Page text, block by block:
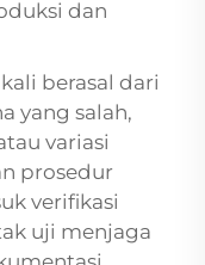
dan
berasal dari
yang salah,
variasi
prosedur
verifikasi
uji menjaga